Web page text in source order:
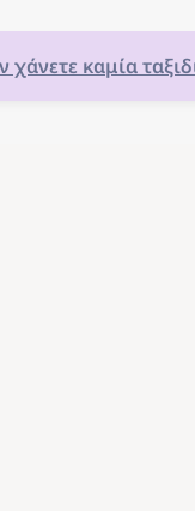
καμία